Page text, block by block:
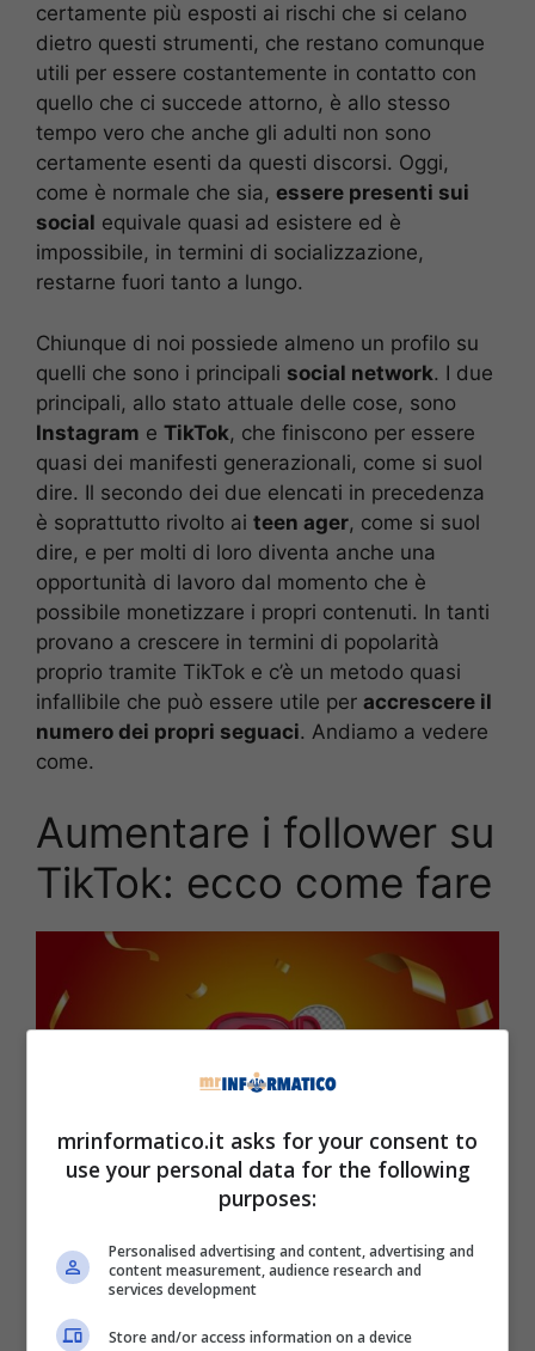
certamente più esposti ai rischi che si celano
dietro questi strumenti, che restano comunque
utili per essere costantemente in contatto con
quello che ci succede attorno, è allo stesso
tempo vero che anche gli adulti non sono
certamente esenti da questi discorsi. Oggi,
come è normale che sia, essere presenti sui
social equivale quasi ad esistere ed è
impossibile, in termini di socializzazione,
restarne fuori tanto a lungo.
Chiunque di noi possiede almeno un profilo su
quelli che sono i principali social network. I due
principali, allo stato attuale delle cose, sono
Instagram e TikTok, che finiscono per essere
quasi dei manifesti generazionali, come si suol
dire. Il secondo dei due elencati in precedenza
è soprattutto rivolto ai teen ager, come si suol
dire, e per molti di loro diventa anche una
opportunità di lavoro dal momento che è
possibile monetizzare i propri contenuti. In tanti
provano a crescere in termini di popolarità
proprio tramite TikTok e c’è un metodo quasi
infallibile che può essere utile per accrescere il
numero dei propri seguaci. Andiamo a vedere
come.
Aumentare i follower su
TikTok: ecco come fare
Ecco una guida su come aumentare i propri follower su TikTok:
tutto ciò che c’è da sapere (Mrinformatico.it)
Anche in Italia, nonostante ilrischio di
mrinformatico.it asks for your consent to
use your personal data for the following
purposes:
Personalised advertising and content, advertising and
content measurement, audience research and
services development
Store and/or access information on a device